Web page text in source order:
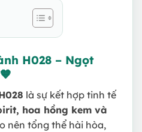
H028 – Ngọt
là sự kết hợp tinh tế
hoa hồng kem và
nên tổng thể hài hòa,